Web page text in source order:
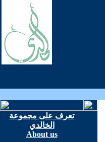
تعرف على مجموعة
الخالدي
About us